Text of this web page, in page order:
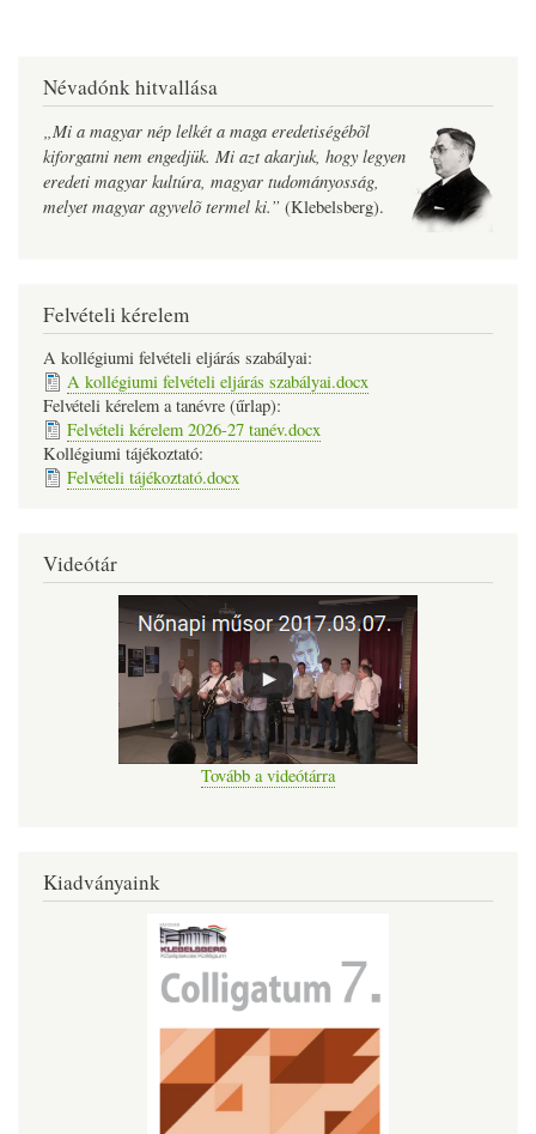
Névadónk hitvallása
„Mi a magyar nép lelkét a maga eredetiségébõl
kiforgatni nem engedjük. Mi azt akarjuk, hogy legyen
eredeti magyar kultúra, magyar tudományosság,
melyet magyar agyvelõ termel ki.” (Klebelsberg).
Felvételi kérelem
A kollégiumi felvételi eljárás szabályai:
A kollégiumi felvételi eljárás szabályai.docx
Felvételi kérelem a tanévre (űrlap):
Felvételi kérelem 2026-27 tanév.docx
Kollégiumi tájékoztató:
Felvételi tájékoztató.docx
Videótár
Tovább a videótárra
Kiadványaink